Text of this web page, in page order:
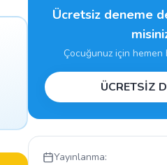
Ücretsiz deneme
Çocuğunuz için hemen
ÜCRETSİZ
Yayınlanma: